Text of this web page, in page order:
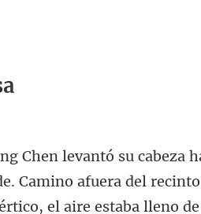
Camino afuera del